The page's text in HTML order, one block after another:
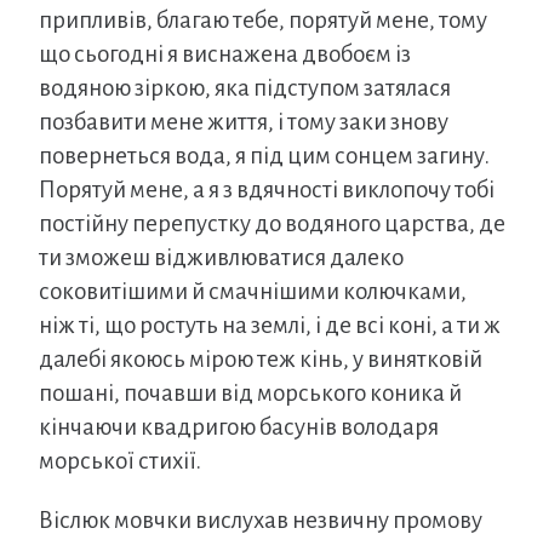
припливів, благаю тебе, порятуй мене, тому
що сьогодні я виснажена двобоєм із
водяною зіркою, яка підступом затялася
позбавити мене життя, і тому заки знову
повернеться вода, я під цим сонцем загину.
Порятуй мене, а я з вдячності виклопочу тобі
постійну перепустку до водяного царства, де
ти зможеш відживлюватися далеко
соковитішими й смачнішими колючками,
ніж ті, що ростуть на землі, і де всі коні, а ти ж
далебі якоюсь мірою теж кінь, у винятковій
пошані, почавши від морського коника й
кінчаючи квадригою басунів володаря
морської стихії.
Віслюк мовчки вислухав незвичну промову